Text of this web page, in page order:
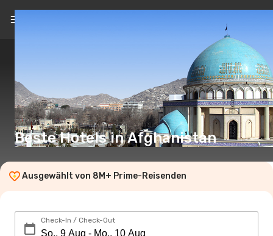
Beste Hotels in Afghanistan
Ausgewählt von 8M+ Prime-Reisenden
Check-In / Check-Out